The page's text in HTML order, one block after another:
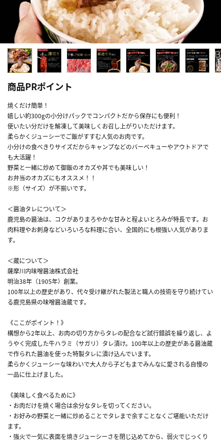
商品PRポイント
焼くだけ簡単！
嬉しい約300gの小分けパックでコンパクトだから保存にも便利！
使いたい分だけを解凍して美味しくお召し上がりいただけます。
柔らかくジューシーでご飯がすすむ人気のお肉です。
小分けの食べきりサイズだからキャンプなどのバーベキューやアウトドアで
も大活躍！
野菜と一緒に炒めて御飯のオカズや丼でも美味しい！
お弁当のオカズにもオススメ！！
※形（サイズ）が不揃いです。
＜醤油タレについて＞
鹿児島の醤油は、コクがありまろやかな甘みと程よいとろみが特長です。お
肉料理やお刺身などいろいろな料理に合い、全国的にも根強い人気がありま
す。
＜蔵について＞
薩摩川内味噌醤油株式会社
明治38年（1905年）創業。
100年以上の歴史があり、代々受け継がれた製法と職人の技術を守り続けてい
る鹿児島県の味噌醤油蔵です。
《ここがポイント！》
構想から2年以上、お肉の切り方からタレの配合など試行錯誤を繰り返し、よ
うやく完成した牛ハラミ（サガリ）タレ漬け。100年以上の歴史がある醤油蔵
で作られた醤油を使った特製タレに漬け込んでいます。
柔らかくジューシーな味わいで大人から子どもまでみんなに愛される自慢の
一品に仕上げました。
《美味しく食べるために》
・お肉だけを焼く場合は余分なタレを切ってください。
・お好みの野菜と一緒に炒めることでタレまで余すことなくご堪能いただけ
ます。
・強火で一気に表面を焼きジューシーさを閉じ込めてから、弱火でじっくり